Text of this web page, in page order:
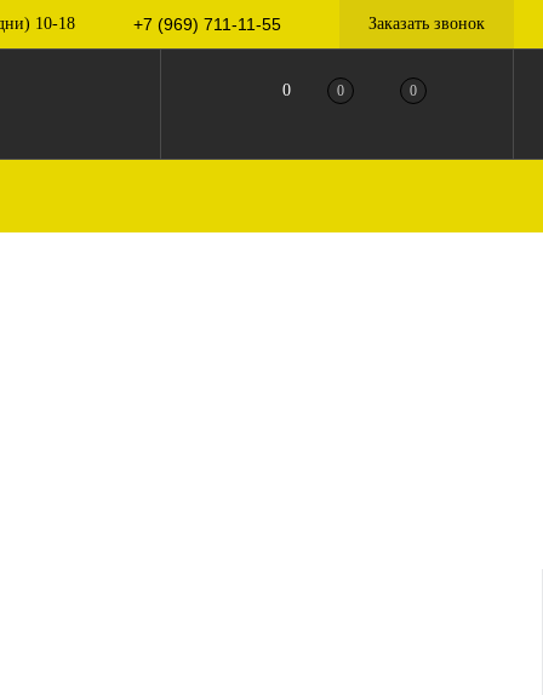
10-18 +7 (969) 711-11-55 Заказать звонок
0 0 0